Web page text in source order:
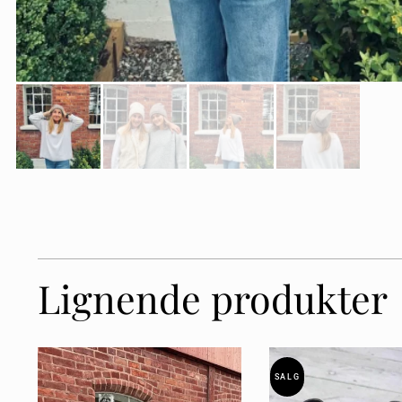
Lignende produkter
SALG